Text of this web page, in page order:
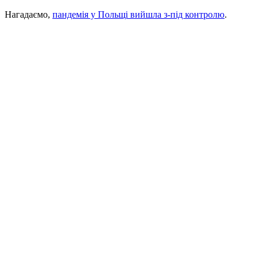
Нагадаємо, пандемія у Польщі вийшла з-під контролю.